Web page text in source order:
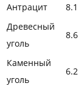
Антрацит
8.1
Древесный
уголь
8.6
Каменный
уголь
6.2